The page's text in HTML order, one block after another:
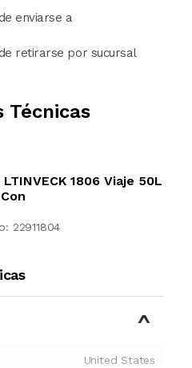
enviarse a
números)
retirarse por sucursal
Técnicas
1806 Viaje 50L
Con
22911804
United States